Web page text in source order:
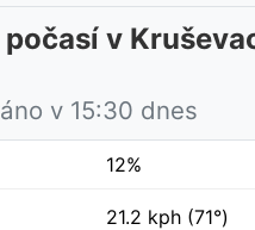
v
v 15:30 dnes
12%
21.2 kph (71°)